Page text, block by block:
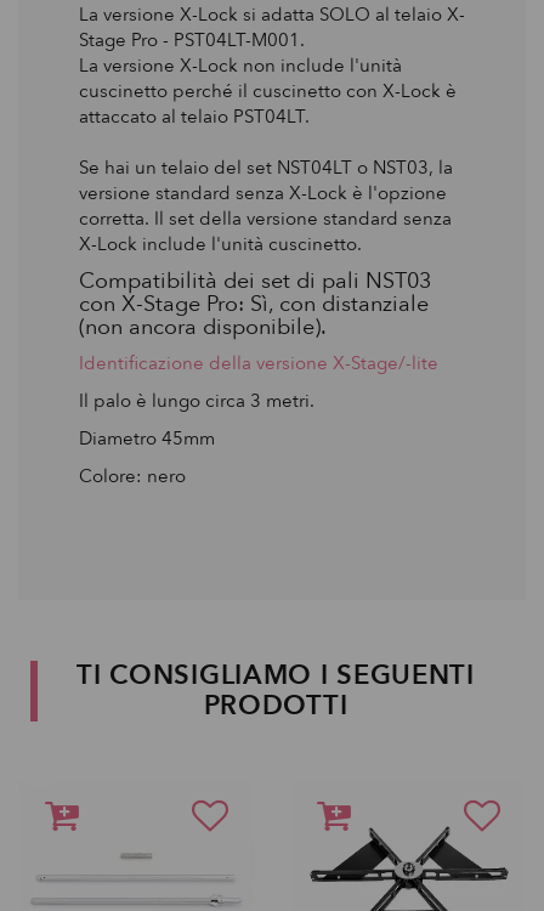
La versione X-Lock si adatta SOLO al telaio X-
Stage Pro - PST04LT-M001.
La versione X-Lock non include l'unità
cuscinetto perché il cuscinetto con X-Lock è
attaccato al telaio PST04LT.
Se hai un telaio del set NST04LT o NST03, la
versione standard senza X-Lock è l'opzione
corretta. Il set della versione standard senza
X-Lock include l'unità cuscinetto.
Compatibilità dei set di pali NST03
con X-Stage Pro: Sì, con distanziale
(non ancora disponibile).
Identificazione della versione X-Stage/-lite
Il palo è lungo circa 3 metri.
Diametro 45mm
Colore: nero
TI CONSIGLIAMO I SEGUENTI
PRODOTTI